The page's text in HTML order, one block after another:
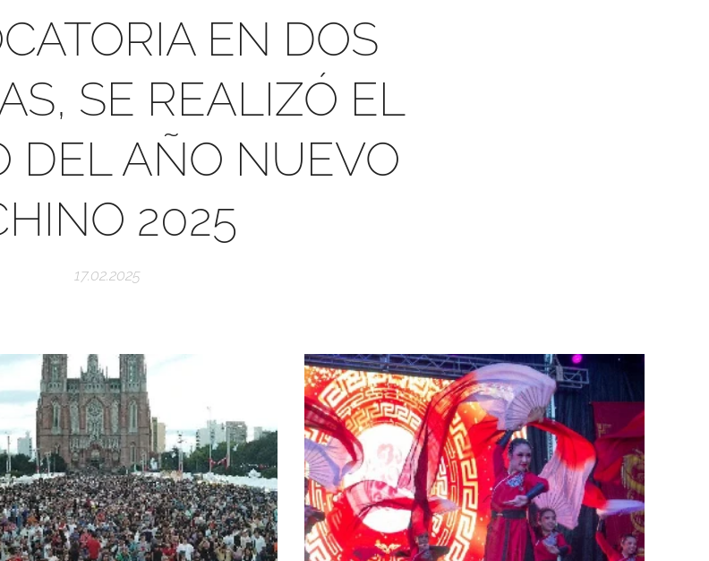
EN DOS
SE REALIZÓ EL
DEL AÑO NUEVO
2025
17.02.2025